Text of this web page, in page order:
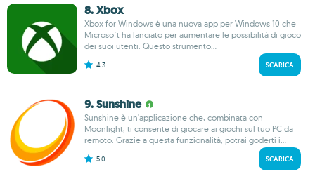
8. Xbox
Xbox for Windows è una nuova app per Windows 10 che
Microsoft ha lanciato per aumentare le possibilità di gioco
dei suoi utenti. Questo strumento...
4.3 SCARICA
9. Sunshine
Sunshine è un'applicazione che, combinata con
Moonlight, ti consente di giocare ai giochi sul tuo PC da
remoto. Grazie a questa funzionalità, potrai goderti i...
5.0 SCARICA